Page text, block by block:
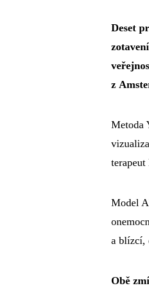
Deset
z
Metoda
Model
a blízcí,
Obě